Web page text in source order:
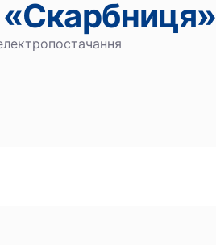
«Скарбниця»